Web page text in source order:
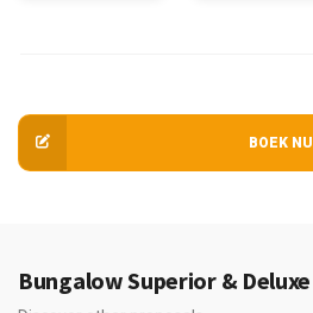
BOEK NU
Bungalow Superior & Deluxe